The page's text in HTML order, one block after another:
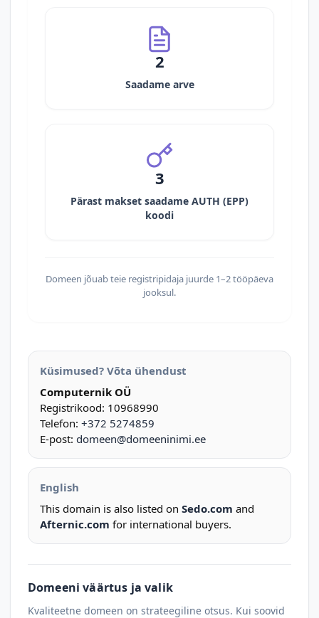
2
Saadame arve
3
Pärast makset saadame AUTH (EPP)
koodi
Domeen jõuab teie registripidaja juurde 1–2 tööpäeva
jooksul.
Küsimused? Võta ühendust
Computernik OÜ
Registrikood: 10968990
Telefon: +372 5274859
E-post: domeen@domeeninimi.ee
English
This domain is also listed on Sedo.com and
Afternic.com for international buyers.
Domeeni väärtus ja valik
Kvaliteetne domeen on strateegiline otsus. Kui soovid